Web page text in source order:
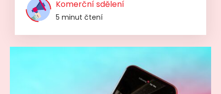
Komerční sdělení
5 minut čtení